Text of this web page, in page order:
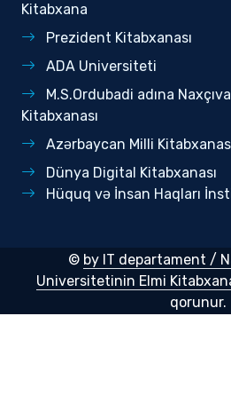
Kitabxana
Prezident Kitabxanası
ADA Universiteti
M.S.Ordubadi adına
Kitabxanası
Azərbaycan Milli
Dünya Digital Kitabxanası
Hüquq və İnsan Haqları
© by IT departament /
Universitetinin Elmi
qorunur.